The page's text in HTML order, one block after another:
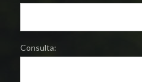
Consulta: